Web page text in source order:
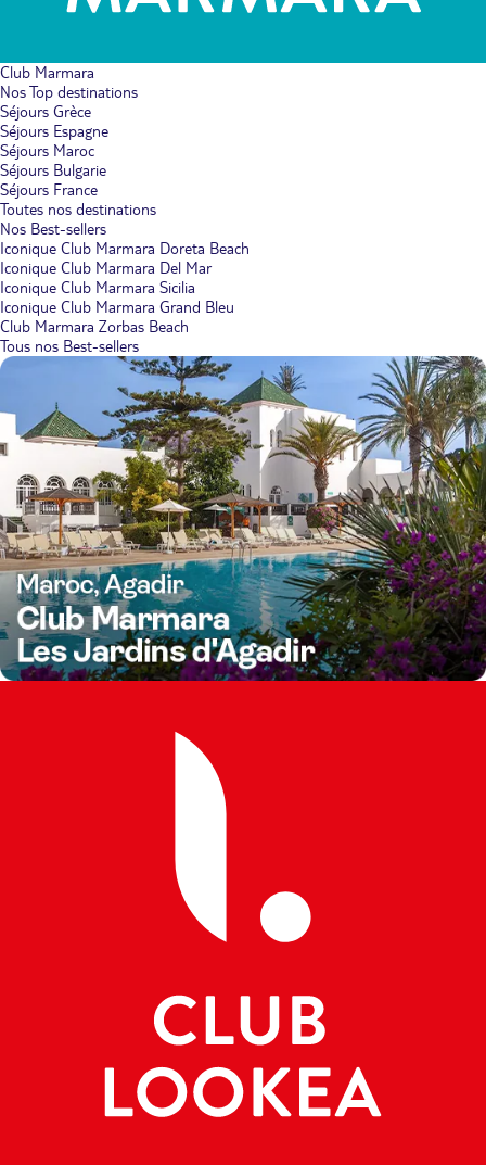
Club Marmara
Nos Top destinations
Séjours Grèce
Séjours Espagne
Séjours Maroc
Séjours Bulgarie
Séjours France
Toutes nos destinations
Nos Best-sellers
Iconique Club Marmara Doreta Beach
Iconique Club Marmara Del Mar
Iconique Club Marmara Sicilia
Iconique Club Marmara Grand Bleu
Club Marmara Zorbas Beach
Tous nos Best-sellers